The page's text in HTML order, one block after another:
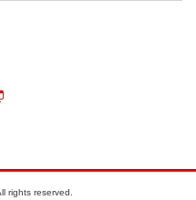
rights reserved.